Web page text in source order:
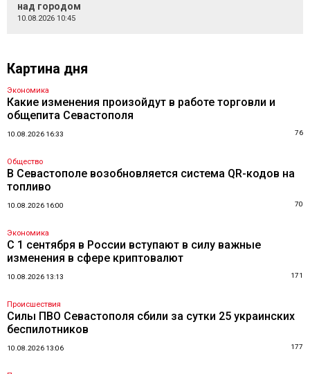
над городом
10.08.2026 10:45
Картина дня
Экономика
Какие изменения произойдут в работе торговли и
общепита Севастополя
10.08.2026 16:33 76
Общество
В Севастополе возобновляется система QR-кодов на
топливо
10.08.2026 16:00 70
Экономика
С 1 сентября в России вступают в силу важные
изменения в сфере криптовалют
10.08.2026 13:13 171
Происшествия
Силы ПВО Севастополя сбили за сутки 25 украинских
беспилотников
10.08.2026 13:06 177